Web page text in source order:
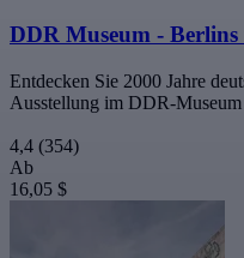
DDR Museum -
Entdecken Sie 2000 Jahre
Ausstellung im DDR-Museum
4,4 (354)
Ab
16,05 $